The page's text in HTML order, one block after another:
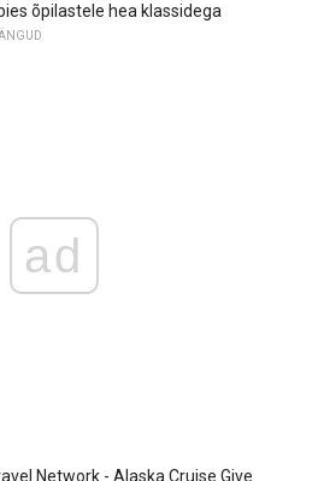
õpilastele hea klassidega
ad
Network - Alaska Cruise Give